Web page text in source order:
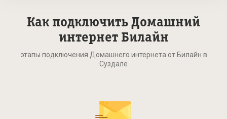
Как подключить Домашний
интернет Билайн
этапы подключения Домашнего интернета от Билайн в
Суздале